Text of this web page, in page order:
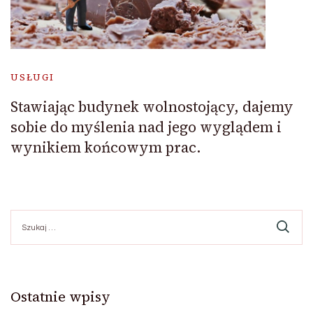
USŁUGI
Stawiając budynek wolnostojący, dajemy
sobie do myślenia nad jego wyglądem i
wynikiem końcowym prac.
Ostatnie wpisy